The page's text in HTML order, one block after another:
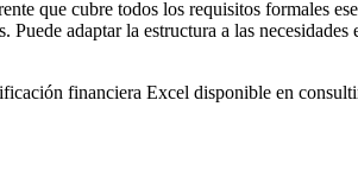
que cubre todos los requisitos formales
Puede adaptar la estructura a las
financiera Excel disponible en